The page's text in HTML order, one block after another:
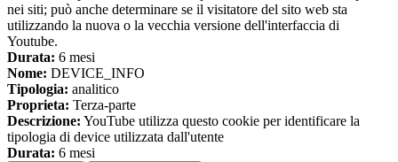
nei siti; può anche determinare se il visitatore del sito web sta
utilizzando la nuova o la vecchia versione dell'interfaccia di
Youtube.
Durata: 6 mesi
Nome: DEVICE_INFO
Tipologia: analitico
Proprieta: Terza-parte
Descrizione: YouTube utilizza questo cookie per identificare la
tipologia di device utilizzata dall'utente
Durata: 6 mesi